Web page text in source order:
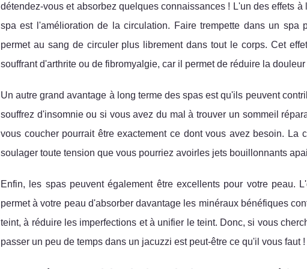
détendez-vous et absorbez quelques connaissances ! L'un des effets
spa est l'amélioration de la circulation. Faire trempette dans un
permet au sang de circuler plus librement dans tout le corps. Cet
souffrant d'arthrite ou de fibromyalgie, car il permet de réduire la douleur
Un autre grand avantage à long terme des spas est qu'ils peuvent
souffrez d'insomnie ou si vous avez du mal à trouver un sommeil
vous coucher pourrait être exactement ce dont vous avez besoin.
soulager toute tension que vous pourriez avoirles jets bouillonnants
Enfin, les spas peuvent également être excellents pour votre peau.
permet à votre peau d'absorber davantage les minéraux bénéfiques
teint, à réduire les imperfections et à unifier le teint. Donc, si vous
passer un peu de temps dans un jacuzzi est peut-être ce qu'il vous faut !